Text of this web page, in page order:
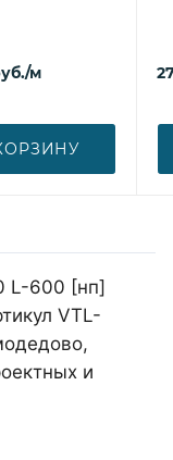
/м
L-600 [нп]
VTL-
и